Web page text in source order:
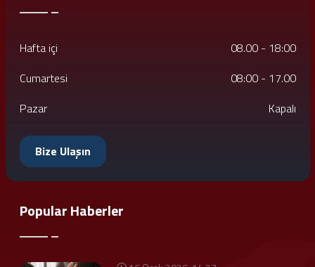
Hafta içi
08.00 - 18:00
Cumartesi
08:00 - 17.00
Pazar
Kapalı
Bize Ulaşın
Popular Haberler